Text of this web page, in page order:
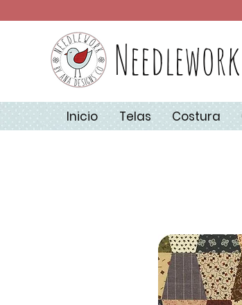
Inicio Telas Costura